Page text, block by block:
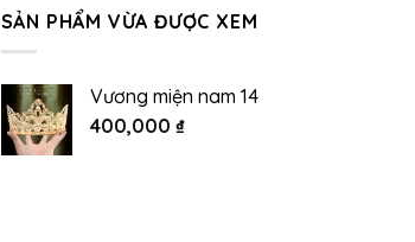
SẢN PHẨM VỪA ĐƯỢC XEM
Vương miện nam 14
400,000 ₫